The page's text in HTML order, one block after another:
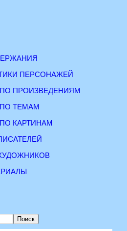
ПЕРСОНАЖЕЙ
ПРОИЗВЕДЕНИЯМ
ТЕМАМ
КАРТИНАМ
Поиск